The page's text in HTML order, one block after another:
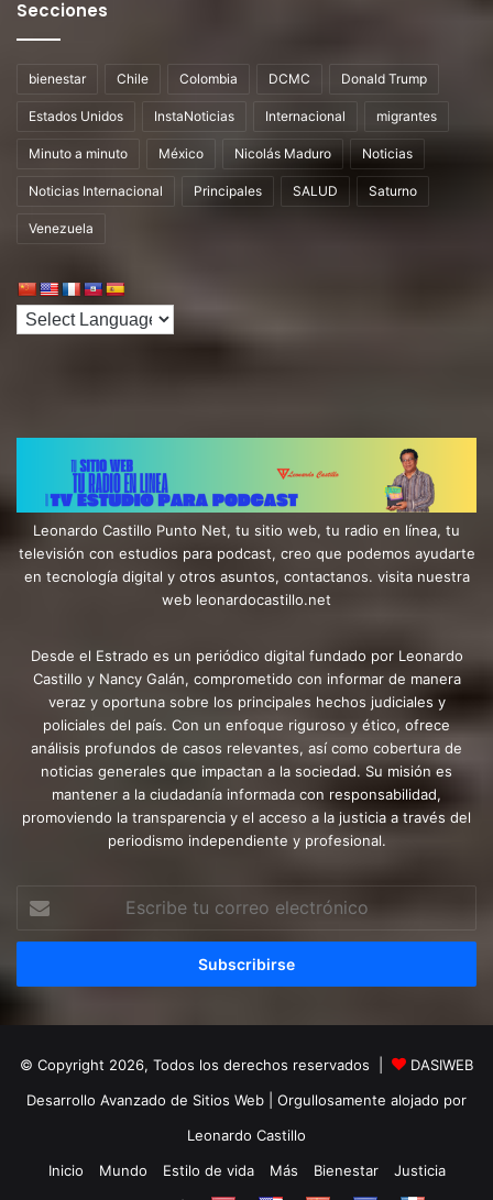
Secciones
bienestar Chile Colombia DCMC Donald Trump
Estados Unidos InstaNoticias Internacional migrantes
Minuto a minuto México Nicolás Maduro Noticias
Noticias Internacional Principales SALUD Saturno
Venezuela
Leonardo Castillo Punto Net, tu sitio web, tu radio en línea, tu
televisión con estudios para podcast, creo que podemos ayudarte
en tecnología digital y otros asuntos, contactanos. visita nuestra
web leonardocastillo.net
Desde el Estrado es un periódico digital fundado por Leonardo
Castillo y Nancy Galán, comprometido con informar de manera
veraz y oportuna sobre los principales hechos judiciales y
policiales del país. Con un enfoque riguroso y ético, ofrece
análisis profundos de casos relevantes, así como cobertura de
noticias generales que impactan a la sociedad. Su misión es
mantener a la ciudadanía informada con responsabilidad,
promoviendo la transparencia y el acceso a la justicia a través del
periodismo independiente y profesional.
correo
© Copyright 2026, Todos los derechos reservados |
DASIWEB
Desarrollo Avanzado de Sitios Web | Orgullosamente alojado por
Leonardo Castillo
Inicio
Mundo Estilo de vida Más Bienestar
Justicia